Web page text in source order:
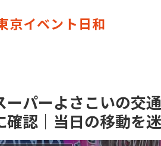
京イベント日和
ーパーよさこいの交
確認｜当日の移動を